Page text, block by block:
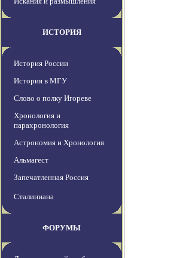
ИСТОРИЯ
История России
История в МГУ
Слово о полку Игореве
Хронология и
парахронология
Астрономия и Хронология
Альмагест
Запечатленная Россия
Сталиниана
ФОРУМЫ